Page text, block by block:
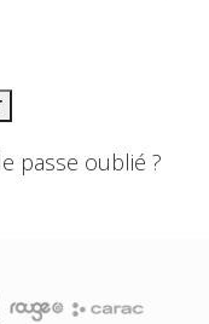
passe oublié ?